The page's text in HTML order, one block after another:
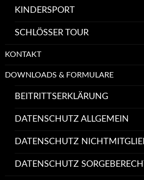
KINDERSPORT
SCHLÖSSER TOUR
KONTAKT
DOWNLOADS & FORMULARE
BEITRITTSERKLÄRUNG
DATENSCHUTZ ALLGEMEIN
DATENSCHUTZ
DATENSCHUTZ